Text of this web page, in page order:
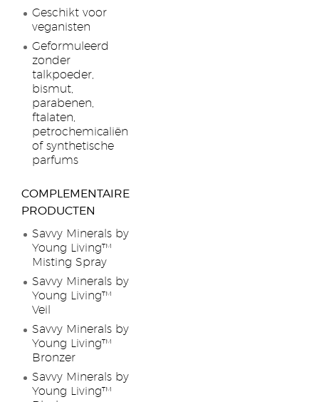
Geschikt voor
veganisten
Geformuleerd
zonder
talkpoeder,
bismut,
parabenen,
ftalaten,
petrochemicaliën
of synthetische
parfums
COMPLEMENTAIRE
PRODUCTEN
Savvy Minerals by
Young Living™
Misting Spray
Savvy Minerals by
Young Living™
Veil
Savvy Minerals by
Young Living™
Bronzer
Savvy Minerals by
Young Living™